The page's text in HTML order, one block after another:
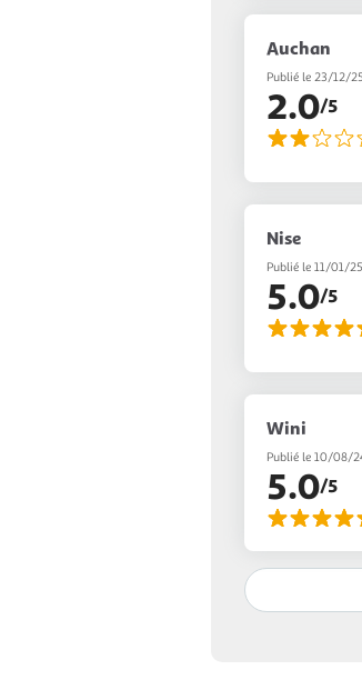
Auchan
Publié le 23/12/25
2.0/5
Nise
Publié le 11/01/25
5.0/5
Wini
Publié le 10/08/
5.0/5